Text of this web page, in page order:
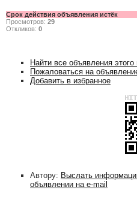
Срок действия объявления истёк
Просмотров: 29
Откликов: 0
Найти все объявления этого
Пожаловаться на
Добавить в избранное
Автору: Выслать
объявлении на e-mail